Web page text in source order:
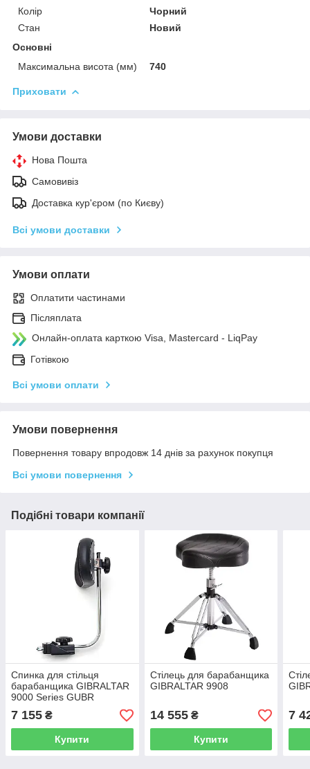
Колір
Чорний
Стан
Новий
Основні
Максимальна висота (мм)
740
Приховати
Умови доставки
Нова Пошта
Самовивіз
Доставка кур'єром (по Києву)
Всі умови доставки
Умови оплати
Оплатити частинами
Післяплата
Онлайн-оплата карткою Visa, Mastercard - LiqPay
Готівкою
Всі умови оплати
Умови повернення
Повернення товару впродовж 14 днів за рахунок покупця
Всі умови повернення
Подібні товари компанії
Спинка для стільця
барабанщика GIBRALTAR
9000 Series GUBR
7 155 ₴
Купити
Стілець для барабанщика
GIBRALTAR 9908
14 555₴
Купити
7